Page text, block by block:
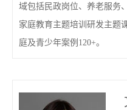
域包括民政岗位、养老服务
家庭教育主题培训研发主题
庭及青少年案例120+。